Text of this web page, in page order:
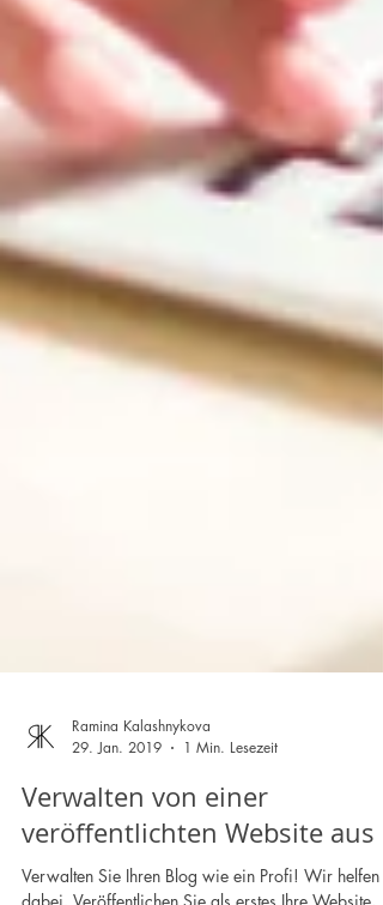
29. Jan. 2019
1 Min. Lesezeit
Verwalten von einer
veröffentlichten Website aus